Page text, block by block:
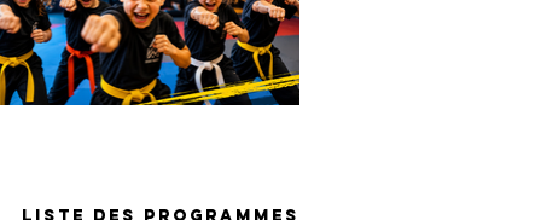
Liste des programmes